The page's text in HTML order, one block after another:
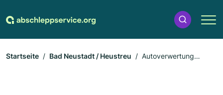
Startseite Bad Neustadt / Heustreu
Autoverwertung